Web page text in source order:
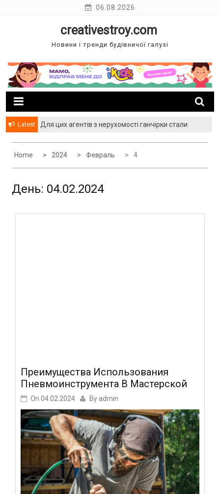
06.08.2026
creativestroy.com
Новини і тренди будівничої галузі
Latest
Для цих агентів з нерухомості ганчірки стали
Home 2024 Февраль 4
День: 04.02.2024
Преимущества Использования
Пневмоинструмента В Мастерской
On 04.02.2024 By admin